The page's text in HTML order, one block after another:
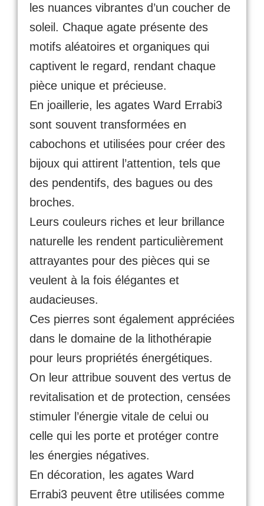
les nuances vibrantes d’un coucher de
soleil. Chaque agate présente des
motifs aléatoires et organiques qui
captivent le regard, rendant chaque
pièce unique et précieuse.
En joaillerie, les agates Ward Errabi3
sont souvent transformées en
cabochons et utilisées pour créer des
bijoux qui attirent l’attention, tels que
des pendentifs, des bagues ou des
broches.
Leurs couleurs riches et leur brillance
naturelle les rendent particulièrement
attrayantes pour des pièces qui se
veulent à la fois élégantes et
audacieuses.
Ces pierres sont également appréciées
dans le domaine de la lithothérapie
pour leurs propriétés énergétiques.
On leur attribue souvent des vertus de
revitalisation et de protection, censées
stimuler l’énergie vitale de celui ou
celle qui les porte et protéger contre
les énergies négatives.
En décoration, les agates Ward
Errabi3 peuvent être utilisées comme